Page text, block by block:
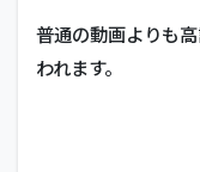
普通の動画よりも
われます。